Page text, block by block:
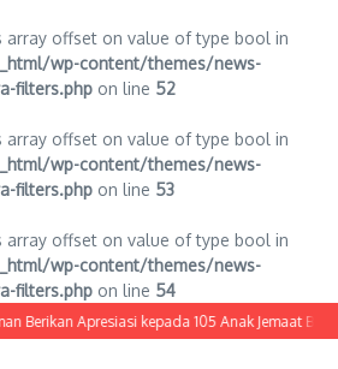
array offset on value of type bool in
wp-content/themes/news-
filters.php on line 52
array offset on value of type bool in
wp-content/themes/news-
filters.php on line 53
array offset on value of type bool in
wp-content/themes/news-
filters.php on line 54
Berikan Apresiasi kepada 105 Anak Jemaat